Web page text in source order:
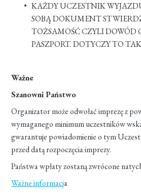
KAŻDY UCZESTNIK
SOBĄ DOKUMENT
TOŻSAMOŚĆ CZYLI DOWÓD
PASZPORT. DOTYCZY TO
Ważne
Szanowni Państwo
Organizator może odwołać imprezę z
wymaganego minimum uczestników
gwarantuje powiadomienie o tym
przed datą rozpoczęcia imprezy.
Państwa wpłaty zostaną zwrócone
Ważne informacja